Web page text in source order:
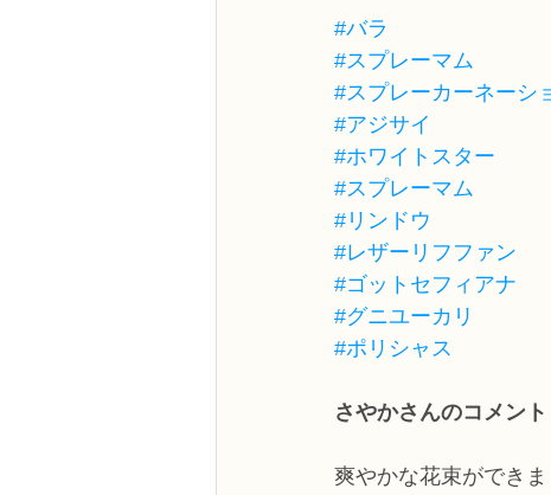
#バラ
#スプレーマム
#スプレーカーネーシ
#アジサイ
#ホワイトスター
#スプレーマム
#リンドウ
#レザーリフファン
#ゴットセフィアナ
#グニユーカリ
#ポリシャス
さやかさんのコメント
爽やかな花束ができま